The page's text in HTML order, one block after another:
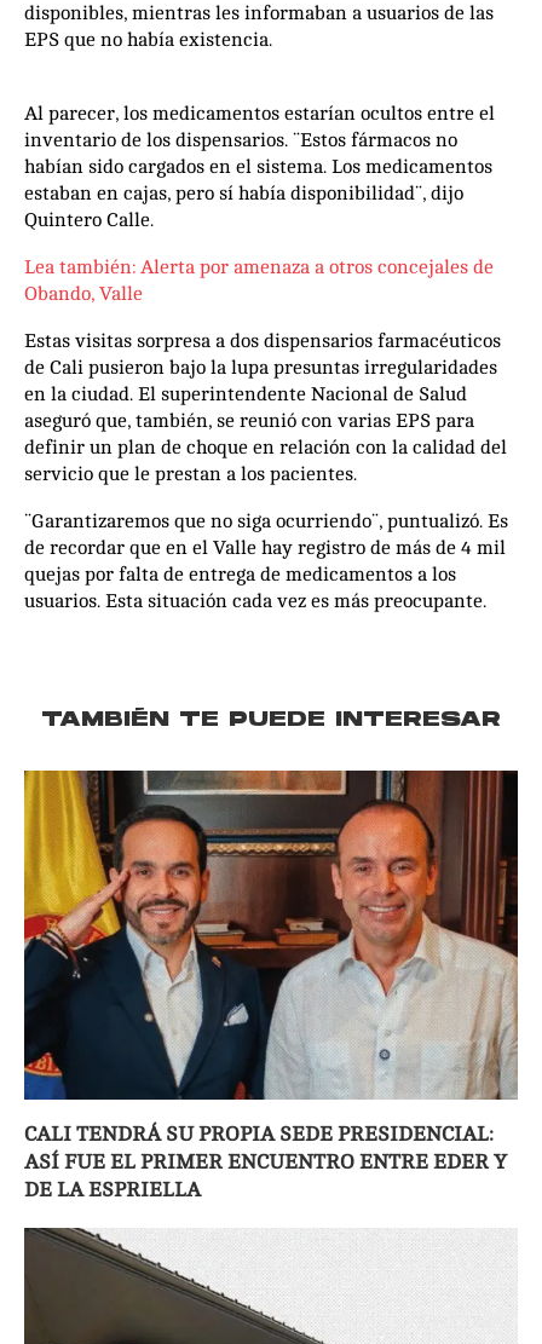
disponibles, mientras les informaban a usuarios de las
EPS que no había existencia.
Al parecer, los medicamentos estarían ocultos entre el
inventario de los dispensarios. ¨Estos fármacos no
habían sido cargados en el sistema. Los medicamentos
estaban en cajas, pero sí había disponibilidad¨, dijo
Quintero Calle.
Lea también: Alerta por amenaza a otros concejales de
Obando, Valle
Estas visitas sorpresa a dos dispensarios farmacéuticos
de Cali pusieron bajo la lupa presuntas irregularidades
en la ciudad. El superintendente Nacional de Salud
aseguró que, también, se reunió con varias EPS para
definir un plan de choque en relación con la calidad del
servicio que le prestan a los pacientes.
¨Garantizaremos que no siga ocurriendo¨, puntualizó. Es
de recordar que en el Valle hay registro de más de 4 mil
quejas por falta de entrega de medicamentos a los
usuarios. Esta situación cada vez es más preocupante.
TAMBIÉN TE PUEDE INTERESAR
CALI TENDRÁ SU PROPIA SEDE PRESIDENCIAL:
ASÍ FUE EL PRIMER ENCUENTRO ENTRE EDER Y
DE LA ESPRIELLA